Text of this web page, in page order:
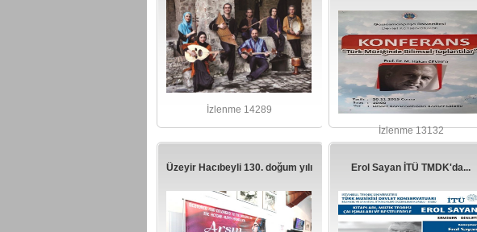
İzlenme 14289
İzlenme 13132
Üzeyir Hacıbeyli 130. doğum yılı Erol Sayan İTÜ TMDK'da...